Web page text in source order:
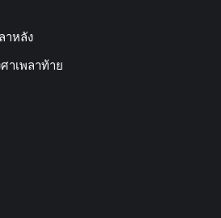
าหลัง
าเพลาท้าย